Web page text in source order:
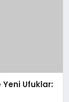
Ufuklar: